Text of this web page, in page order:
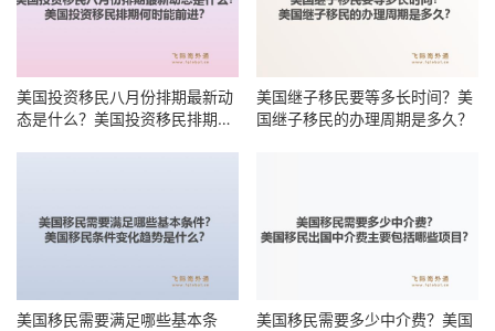
美国投资移民八月份排期最新动
态是什么？美国投资移民排期何
美国继子移民要等多长时间？美
国继子移民的办理周期是多久？
美国移民需要满足哪些基本条
美国移民需要多少中介费？美国